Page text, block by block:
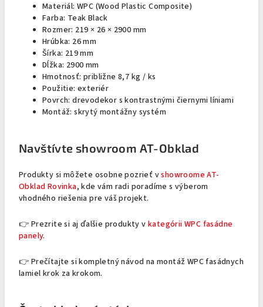
Materiál: WPC (Wood Plastic Composite)
Farba: Teak Black
Rozmer: 219 × 26 × 2900 mm
Hrúbka: 26 mm
Šírka: 219 mm
Dĺžka: 2900 mm
Hmotnosť: približne 8,7 kg / ks
Použitie: exteriér
Povrch: drevodekor s kontrastnými čiernymi líniami
Montáž: skrytý montážny systém
Navštívte showroom AT-Obklad
Produkty si môžete osobne pozrieť vshowroome AT-
Obklad Rovinka, kde vám radi poradíme s výberom
vhodného riešenia pre váš projekt.
👉 Prezrite si aj ďalšie produkty v kategórii WPC fasádne
panely.
👉 Prečítajte si kompletný návod na montáž WPC fasádnych
lamiel krok za krokom.